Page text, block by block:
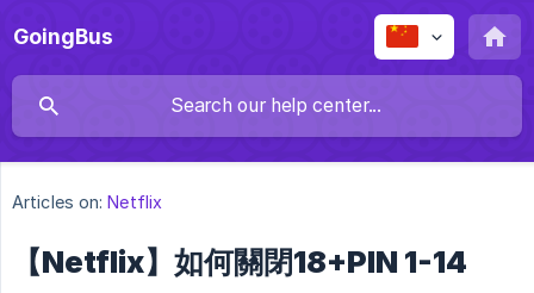
GoingBus
Articles on: Netflix
【Netflix】如何關閉18+PIN 1-14